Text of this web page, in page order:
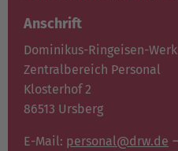
Anschrift
Dominikus-Ringeisen-Werk
Zentralbereich Personal
Klosterhof 2
86513 Ursberg
E-Mail: personal@drw.de